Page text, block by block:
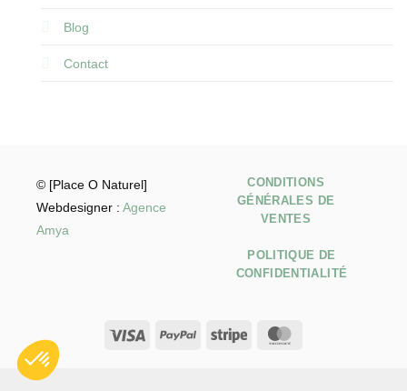
Blog
Contact
© [Place O Naturel]
Webdesigner : Agence
Amya
CONDITIONS
GÉNÉRALES DE
VENTES
POLITIQUE DE
CONFIDENTIALITÉ